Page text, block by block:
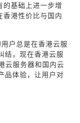
基础上进一步增
港性价比与国内
户总是在香港云服
结，现在香港云服
云服务器和国内云
品体验，让用户对